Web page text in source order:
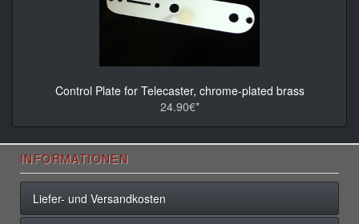
Control Plate for Telecaster, chrome-plated brass
24.90€*
INFORMATIONEN
Liefer- und Versandkosten